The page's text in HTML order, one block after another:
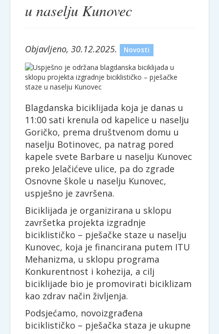
u naselju Kunovec
Objavljeno, 30.12.2025. Novosti
Blagdanska biciklijada koja je danas u
11:00 sati krenula od kapelice u naselju
Goričko, prema društvenom domu u
naselju Botinovec, pa natrag pored
kapele svete Barbare u naselju Kunovec
preko Jelačićeve ulice, pa do zgrade
Osnovne škole u naselju Kunovec,
uspješno je završena.
Biciklijada je organizirana u sklopu
završetka projekta izgradnje
biciklističko – pješačke staze u naselju
Kunovec, koja je financirana putem ITU
Mehanizma, u sklopu programa
Konkurentnost i kohezija, a cilj
biciklijade bio je promovirati biciklizam
kao zdrav način življenja.
Podsjećamo, novoizgrađena
biciklističko – pješačka staza je ukupne